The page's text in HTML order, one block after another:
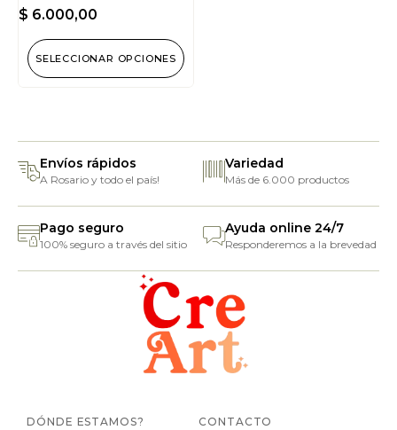
$ 6.000,00
SELECCIONAR OPCIONES
Envíos rápidos
A Rosario y todo el país!
Variedad
Más de 6.000 productos
Pago seguro
100% seguro a través del sitio
Ayuda online 24/7
Responderemos a la brevedad
DÓNDE ESTAMOS? CONTACTO